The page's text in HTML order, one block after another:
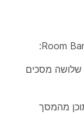
שלושה מסכים
מהמסך